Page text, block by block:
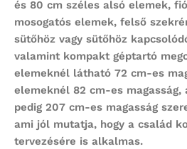
és 80 cm széles alsó elemek,
mosogatós elemek, felső
sütőhöz vagy sütőhöz
valamint kompakt géptartó
elemeknél látható 72 cm-es
elemeknél 82 cm-es magasság,
pedig 207 cm-es magasság
ami jól mutatja, hogy a család
tervezésére is alkalmas.